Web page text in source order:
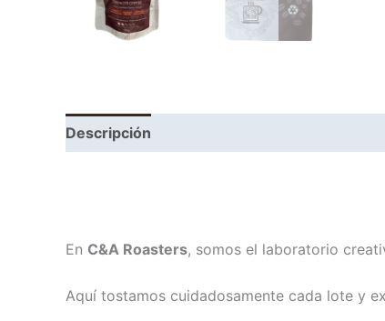
Descripción
En C&A Roasters, somos el laboratorio
Aquí tostamos cuidadosamente cada lote y